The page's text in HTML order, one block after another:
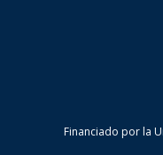
Financiado por la